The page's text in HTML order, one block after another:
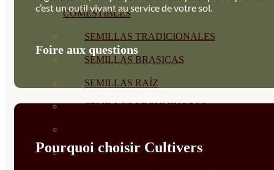
COMESTIBLES
SEMILLAS TRADICIONALES
SEMILLAS BRASICAS
SEMILLAS RAÍZ
SEMILLAS LEGUMINOSAS
CUBIERTAS VEGETALES
c’est un outil vivant au service de votre sol.
Foire aux questions
Pourquoi choisir Cultivers